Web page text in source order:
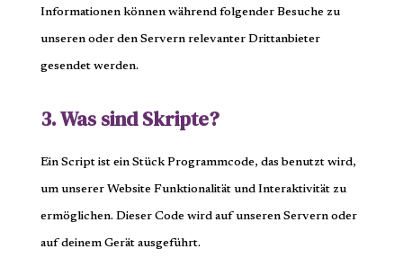
Informationen können während folgender Besuche zu
unseren oder den Servern relevanter Drittanbieter
gesendet werden.
3. Was sind Skripte?
Ein Script ist ein Stück Programmcode, das benutzt wird,
um unserer Website Funktionalität und Interaktivität zu
ermöglichen. Dieser Code wird auf unseren Servern oder
auf deinem Gerät ausgeführt.